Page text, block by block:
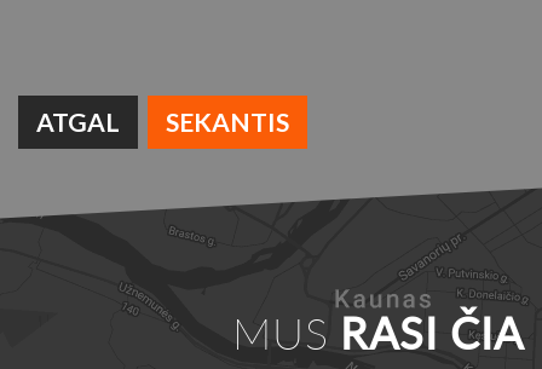
ATGAL SEKANTIS
MUS RASI ČIA